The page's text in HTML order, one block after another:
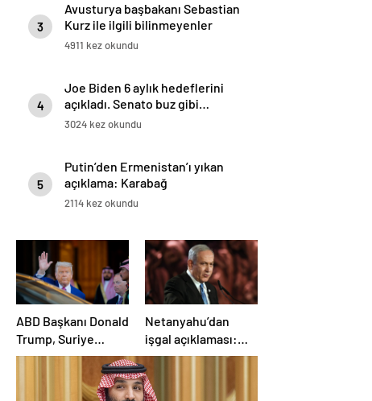
3
Avusturya başbakanı Sebastian
Kurz ile ilgili bilinmeyenler
4911 kez okundu
4
Joe Biden 6 aylık hedeflerini
açıkladı. Senato buz gibi…
3024 kez okundu
5
Putin’den Ermenistan’ı yıkan
açıklama: Karabağ
Azerbaycan’ın ayrılmaz bir
2114 kez okundu
ABD Başkanı Donald
Trump, Suriye
Cumhurbaşkanı
Şara ile görüşecek
Netanyahu’dan
işgal açıklaması:
İsrail ordusu, tüm
gücüyle Gazze’ye
girecek